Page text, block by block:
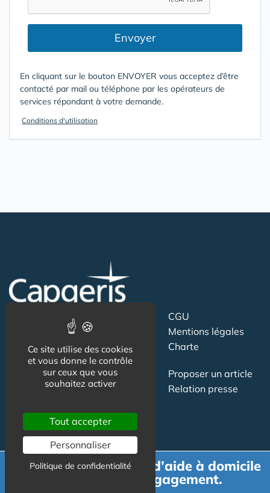
Envoyer
En cliquant sur le bouton ENVOYER vous acceptez d’être
contacté par mail ou téléphone par les opérateurs de
services répondant à votre demande.
Conditions d'utilisation
CGU
Mentions légales
Charte
Contact
Newsletter
Proposer un article
Relation presse
Demande de devis d’aide à domicile
gratuit et sans engagement.
Ce site utilise des cookies
et vous donne le contrôle
sur ceux que vous
souhaitez activer
Tout accepter
Personnaliser
Politique de confidentialité